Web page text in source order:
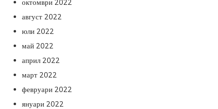
октомври 2022
август 2022
юли 2022
май 2022
април 2022
март 2022
февруари 2022
януари 2022